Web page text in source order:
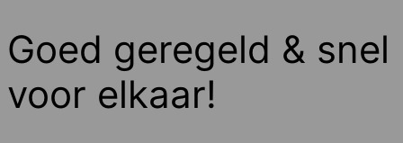
Goed geregeld & snel
voor elkaar!